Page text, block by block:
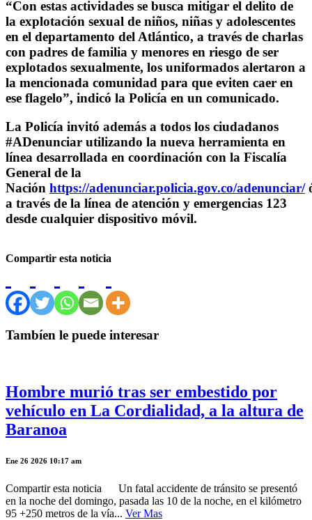
“Con estas actividades se busca mitigar el delito de
la explotación sexual de niños, niñas y adolescentes
en el departamento del Atlántico, a través de charlas
con padres de familia y menores en riesgo de ser
explotados sexualmente, los uniformados alertaron a
la mencionada comunidad para que eviten caer en
ese flagelo”, indicó la Policía en un comunicado.
La Policía invitó además a todos los ciudadanos
#ADenunciar utilizando la nueva herramienta en
línea desarrollada en coordinación con la Fiscalía
General de la
Nación https://adenunciar.policia.gov.co/adenunciar/
a través de la línea de atención y emergencias 123
desde cualquier dispositivo móvil.
Compartir esta noticia
Tambíen le puede interesar
Hombre murió tras ser embestido por
vehículo en La Cordialidad, a la altura de
Baranoa
Ene 26 2026 10:17 am
Compartir esta noticia Un fatal accidente de tránsito se presentó
en la noche del domingo, pasada las 10 de la noche, en el kilómetro
95 +250 metros de la vía... Ver Mas